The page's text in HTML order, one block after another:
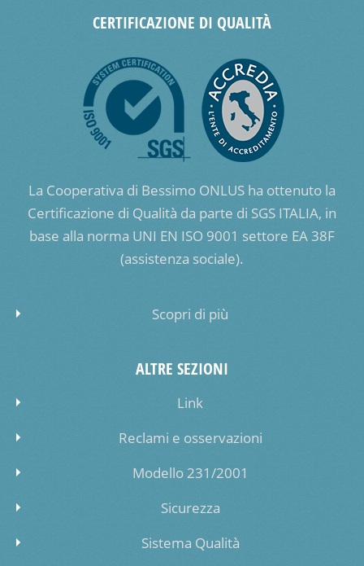
CERTIFICAZIONE DI QUALITÀ
La Cooperativa di Bessimo ONLUS ha ottenuto la
Certificazione di Qualità da parte di SGS ITALIA, in
base alla norma UNI EN ISO 9001 settore EA 38F
(assistenza sociale).
Scopri di più
ALTRE SEZIONI
Link
Reclami e osservazioni
Modello 231/2001
Sicurezza
Sistema Qualità